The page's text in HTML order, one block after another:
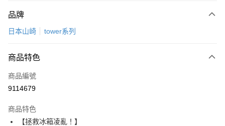
2.付款方式選擇「大哥付你分期」，訂單成立後會自動跳轉到大哥付的交易
成交易。
4.訂單成立30分鐘內，如未前往確認交易或遇審核未通過，訂單將自動取
消。如遇「轉專審核」未通過狀況，表示未達大哥付你分期系統評分，恕無
【繳款方式說明】
1.分期款項不併入電信帳單，「大哥付你分期」於每月結算日後寄送繳費提
2.透過簡訊連結打開帳單後，可選擇「超商條碼／台灣大直營門市／銀行轉
運送方式
每筆NT$150，滿NT$299(含以上)免運費
品牌
日本山崎 tower系列
商品特色
商品編號
9114679
商品特色
【拯救冰箱凌亂！】